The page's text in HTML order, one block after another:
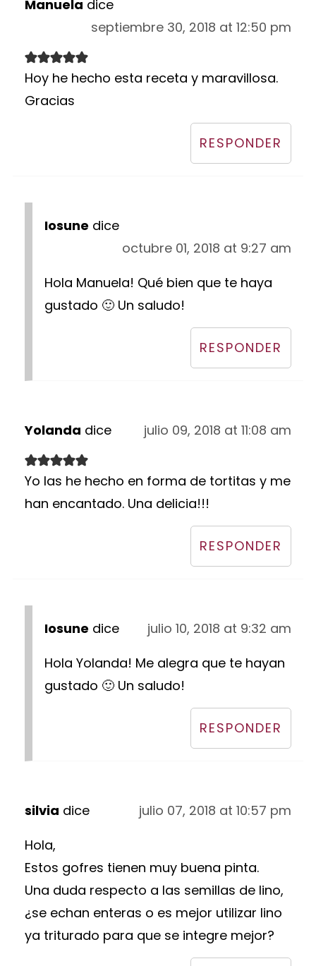
Manuela dice
septiembre 30, 2018 at 12:50 pm
Hoy he hecho esta receta y maravillosa.
Gracias
RESPONDER
Iosune dice
octubre 01, 2018 at 9:27 am
Hola Manuela! Qué bien que te haya
gustado 🙂 Un saludo!
RESPONDER
Yolanda dice julio 09, 2018 at 11:08 am
Yo las he hecho en forma de tortitas y me
han encantado. Una delicia!!!
RESPONDER
Iosune dice
julio 10, 2018 at 9:32 am
Hola Yolanda! Me alegra que te hayan
gustado 🙂 Un saludo!
RESPONDER
silvia dice
julio 07, 2018 at 10:57 pm
Hola,
Estos gofres tienen muy buena pinta.
Una duda respecto a las semillas de lino,
¿se echan enteras o es mejor utilizar lino
ya triturado para que se integre mejor?